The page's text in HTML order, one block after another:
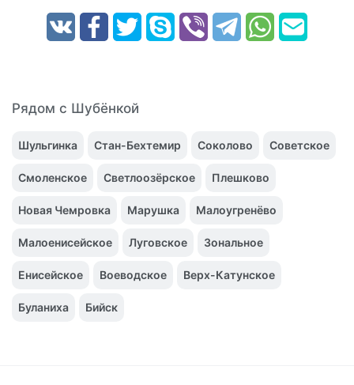
Рядом с Шубёнкой
Шульгинка Стан-Бехтемир Соколово Советское
Смоленское Светлоозёрское Плешково
Новая Чемровка Марушка Малоугренёво
Малоенисейское Луговское Зональное
Енисейское Воеводское Верх-Катунское
Буланиха Бийск